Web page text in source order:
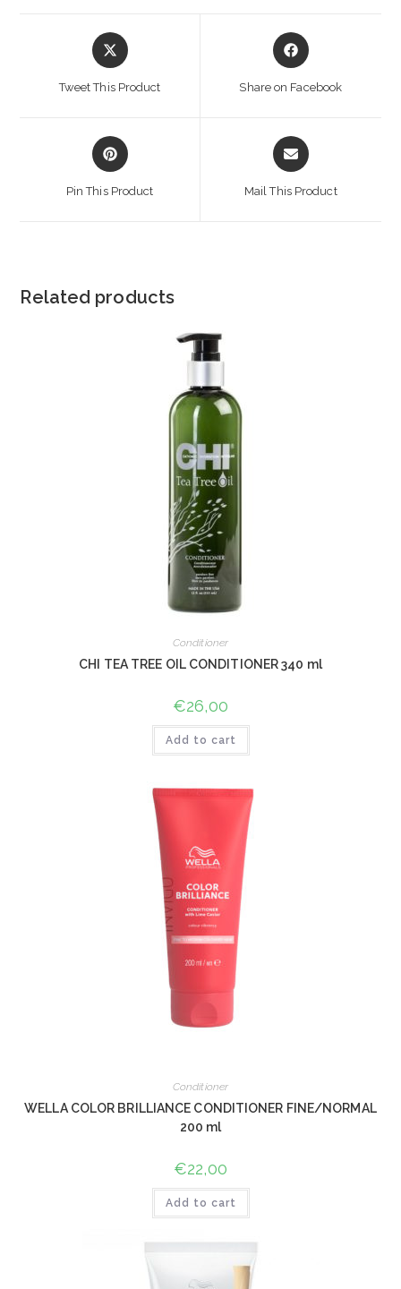
Opens
in
Tweet This Product
Opens
in
Share on Facebook
Opens
in
Pin This Product
Opens
in
Mail This Product
Related products
Conditioner
CHI TEA TREE OIL CONDITIONER 340 ml
€26,00
Add to cart
Conditioner
WELLA COLOR BRILLIANCE CONDITIONER FINE/NORMAL
200 ml
€22,00
Add to cart